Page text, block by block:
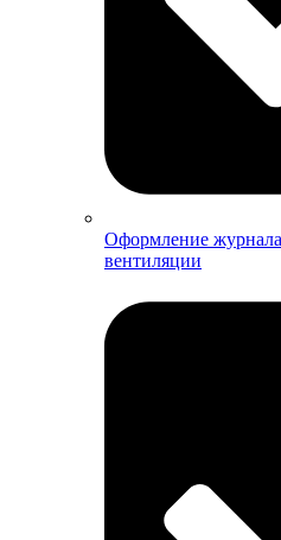
Оформление журнала
вентиляции